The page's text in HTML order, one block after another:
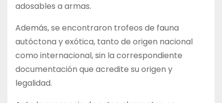
adosables a armas.
Además, se encontraron trofeos de fauna
autóctona y exótica, tanto de origen nacional
como internacional, sin la correspondiente
documentación que acredite su origen y
legalidad.